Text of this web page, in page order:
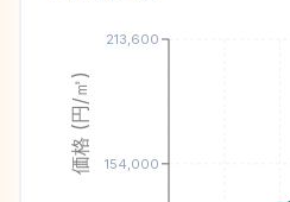
154,000
213,600
価格 (円/㎡)